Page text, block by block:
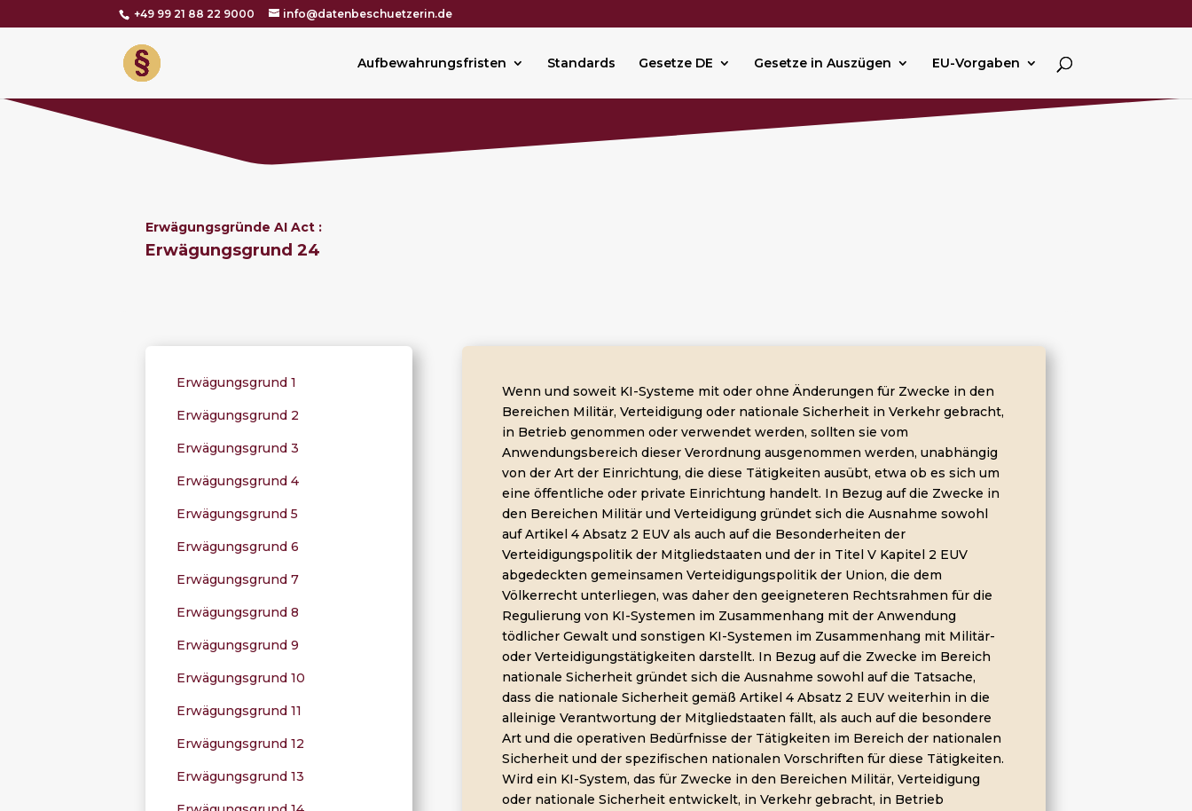
+49 99 21 88 22 9000 info@datenbeschuetzerin.de
Aufbewahrungsfristen Standards Gesetze DE Gesetze in Auszügen EU-Vorgaben
Erwägungsgründe AI Act :
Erwägungsgrund 24
Erwägungsgrund 1
Erwägungsgrund 2
Erwägungsgrund 3
Erwägungsgrund 4
Erwägungsgrund 5
Erwägungsgrund 6
Erwägungsgrund 7
Erwägungsgrund 8
Erwägungsgrund 9
Erwägungsgrund 10
Erwägungsgrund 11
Erwägungsgrund 12
Erwägungsgrund 13
Wenn und soweit KI-Systeme mit oder ohne Änderungen für Zwecke in den
Bereichen Militär, Verteidigung oder nationale Sicherheit in Verkehr gebracht,
in Betrieb genommen oder verwendet werden, sollten sie vom
Anwendungsbereich dieser Verordnung ausgenommen werden, unabhängig
von der Art der Einrichtung, die diese Tätigkeiten ausübt, etwa ob es sich um
eine öffentliche oder private Einrichtung handelt. In Bezug auf die Zwecke in
den Bereichen Militär und Verteidigung gründet sich die Ausnahme sowohl
auf Artikel 4 Absatz 2 EUV als auch auf die Besonderheiten der
Verteidigungspolitik der Mitgliedstaaten und der in Titel V Kapitel 2 EUV
abgedeckten gemeinsamen Verteidigungspolitik der Union, die dem
Völkerrecht unterliegen, was daher den geeigneteren Rechtsrahmen für die
Regulierung von KI-Systemen im Zusammenhang mit der Anwendung
tödlicher Gewalt und sonstigen KI-Systemen im Zusammenhang mit Militär-
oder Verteidigungstätigkeiten darstellt. In Bezug auf die Zwecke im Bereich
nationale Sicherheit gründet sich die Ausnahme sowohl auf die Tatsache,
dass die nationale Sicherheit gemäß Artikel 4 Absatz 2 EUV weiterhin in die
alleinige Verantwortung der Mitgliedstaaten fällt, als auch auf die besondere
Art und die operativen Bedürfnisse der Tätigkeiten im Bereich der nationalen
Sicherheit und der spezifischen nationalen Vorschriften für diese Tätigkeiten.
Wird ein KI-System, das für Zwecke in den Bereichen Militär, Verteidigung
oder nationale Sicherheit entwickelt, in Verkehr gebracht, in Betrieb